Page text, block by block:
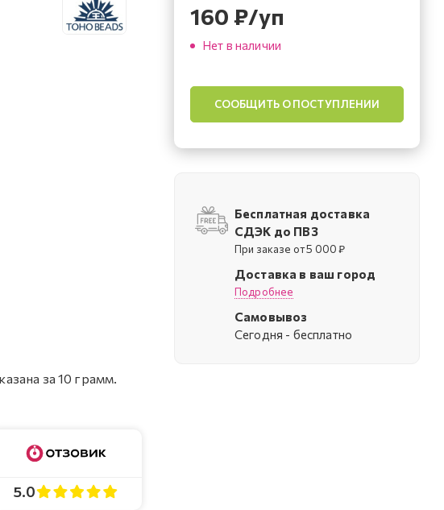
за 10 грамм.
5.0
160 ₽/уп
Нет в наличии
СООБЩИТЬ О ПОСТУПЛЕНИИ
Бесплатная доставка
СДЭК до ПВЗ
При заказе от 5 000 ₽
Доставка в ваш город
Подробнее
Самовывоз
Cегодня - бесплатно